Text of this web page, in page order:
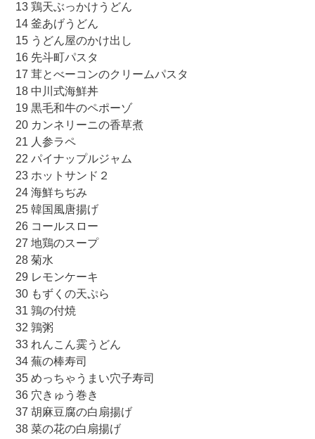
13 鶏天ぶっかけうどん
14 釜あげうどん
15 うどん屋のかけ出し
16 先斗町パスタ
17 茸とべーコンのクリームパスタ
18 中川式海鮮丼
19 黒毛和牛のペポーゾ
20 カンネリーニの香草煮
21 人参ラペ
22 パイナップルジャム
23 ホットサンド２
24 海鮮ちぢみ
25 韓国風唐揚げ
26 コールスロー
27 地鶏のスープ
28 菊水
29 レモンケーキ
30 もずくの天ぷら
31 鶉の付焼
32 鶉粥
33 れんこん霙うどん
34 蕪の棒寿司
35 めっちゃうまい穴子寿司
36 穴きゅう巻き
37 胡麻豆腐の白扇揚げ
38 菜の花の白扇揚げ